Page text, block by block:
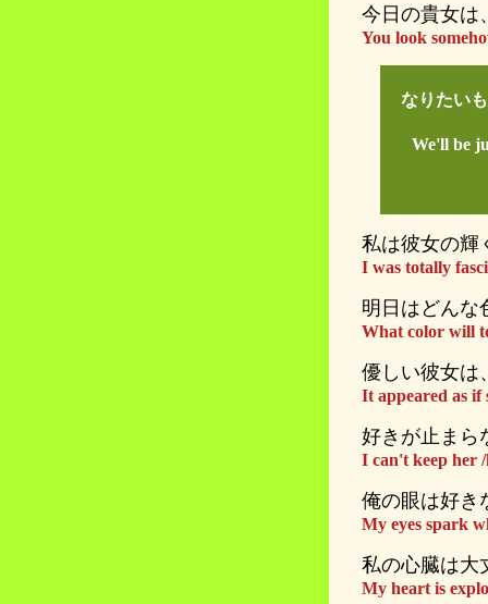
今日の貴女は
You look
なりたい
We'll be
私は彼女の輝
I was totally
明日はどんな
What color will
優しい彼女は
It appeared as if
好きが止まら
I can't keep her
俺の眼は好き
My eyes spark
私の心臓は大
My heart is